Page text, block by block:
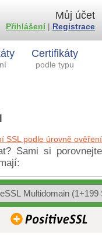
Certifikáty
podle typu
Můj účet
Přihlášení| Registrace
SSL podle úrovně ověření
Sami si porovnejte